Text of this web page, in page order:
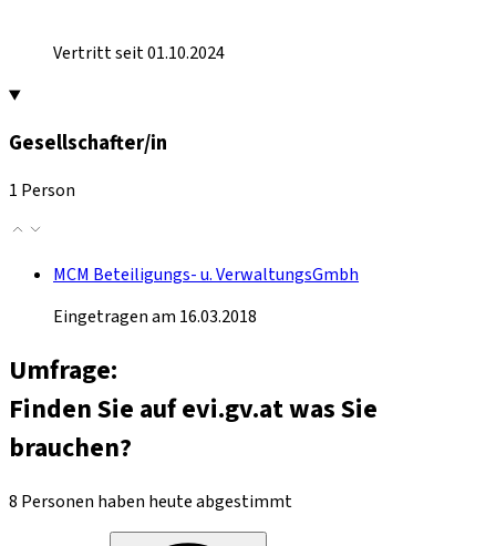
Vertritt seit 01.10.2024
Gesellschafter/in
1 Person
MCM Beteiligungs- u. VerwaltungsGmbh
Eingetragen am 16.03.2018
Umfrage:
Finden Sie auf evi.gv.at was Sie
brauchen?
8 Personen haben heute abgestimmt